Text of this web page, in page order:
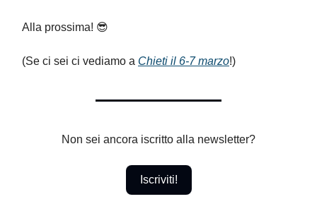
Alla prossima! 😎
(Se ci sei ci vediamo a Chieti il 6-7 marzo!)
Non sei ancora iscritto alla newsletter?
Iscriviti!